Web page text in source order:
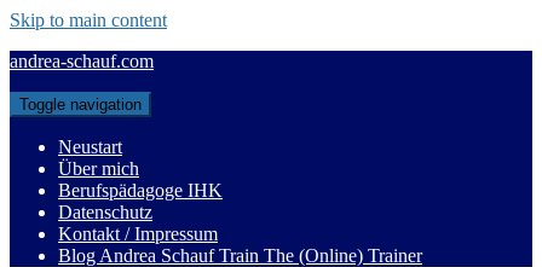
Skip to main content
andrea-schauf.com
Toggle navigation
Neustart
Über mich
Berufspädagoge IHK
Datenschutz
Kontakt / Impressum
Blog Andrea Schauf Train The (Online) Trainer